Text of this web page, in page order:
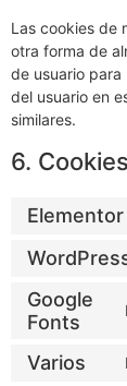
Las cookies de
otra forma de
de usuario
del usuario en
similares.
6.
Elementor
Google
Fonts
Varios